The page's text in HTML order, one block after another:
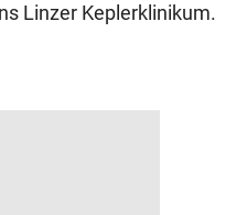
Linzer Keplerklinikum.